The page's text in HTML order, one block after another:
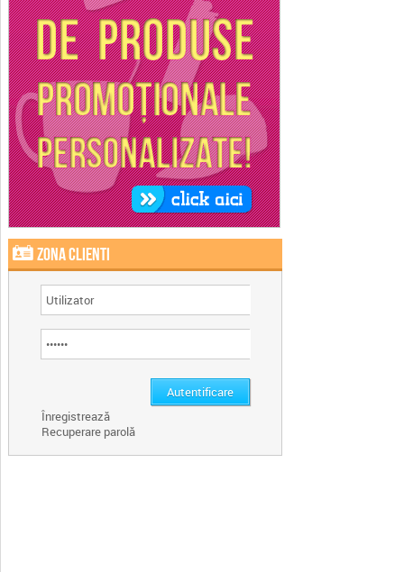
Zona clienti
Înregistrează
Recuperare parolă